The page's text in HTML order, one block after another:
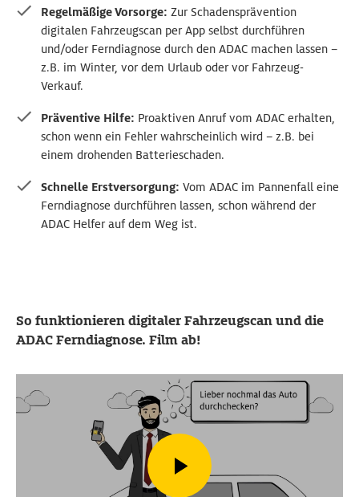
Regelmäßige Vorsorge: Zur Schadensprävention
digitalen Fahrzeugscan per App selbst durchführen
und/oder Ferndiagnose durch den ADAC machen lassen –
z.B. im Winter, vor dem Urlaub oder vor Fahrzeug-
Verkauf.
Präventive Hilfe: Proaktiven Anruf vom ADAC erhalten,
schon wenn ein Fehler wahrscheinlich wird – z.B. bei
einem drohenden Batterieschaden.
Schnelle Erstversorgung: Vom ADAC im Pannenfall eine
Ferndiagnose durchführen lassen, schon während der
ADAC Helfer auf dem Weg ist.
So funktionieren digitaler Fahrzeugscan und die
ADAC Ferndiagnose. Film ab!